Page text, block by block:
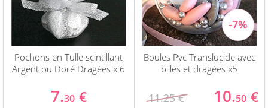
Pochons en Tulle scintillant
Argent ou Doré Dragées x 6
7.30 €
Boules Pvc Translucide avec
billes et dragées x5
11.25 € 10.50 €